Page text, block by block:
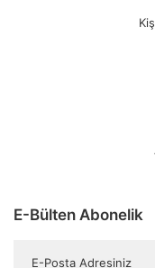
E-Bülten Abonelik